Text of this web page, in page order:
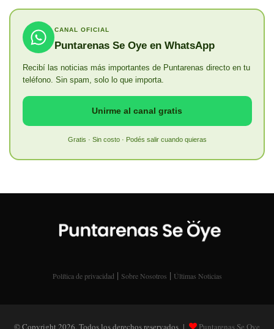
CANAL OFICIAL
Puntarenas Se Oye en WhatsApp
Recibí las noticias más importantes de Puntarenas directo en tu
teléfono. Sin spam, solo lo que importa.
Unirme al canal gratis
Gratis · Sin costo · Podés salir cuando quieras
Política de privacidad | Sobre Nosotros | Últimas Noticias
© Copyright 2026, Todos los derechos reservados | Puntarenas Se Oye